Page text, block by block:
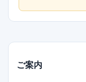
ご案内